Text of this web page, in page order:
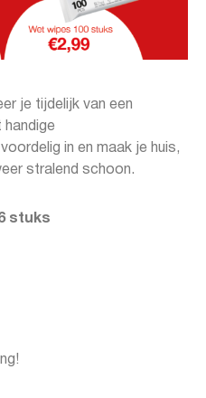
je tijdelijk van een
in en maak je huis,
stralend schoon.
stuks